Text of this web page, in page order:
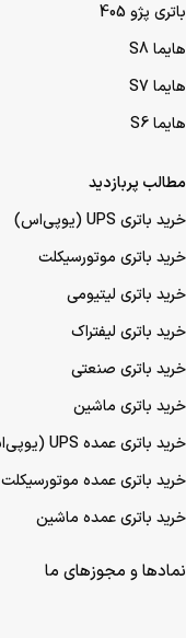
باتری پژو 405
هایما S8
هایما S7
هایما S6
مطالب پربازدید
خرید باتری UPS (یو‌پی‌اس)
خرید باتری موتورسیکلت
خرید باتری لیتیومی
خرید باتری لیفتراک
خرید باتری صنعتی
خرید باتری ماشین
خرید باتری عمده UPS (یو‌پی‌اس)
خرید باتری عمده موتورسیکلت
خرید باتری عمده ماشین
نمادها و مجوزهای ما